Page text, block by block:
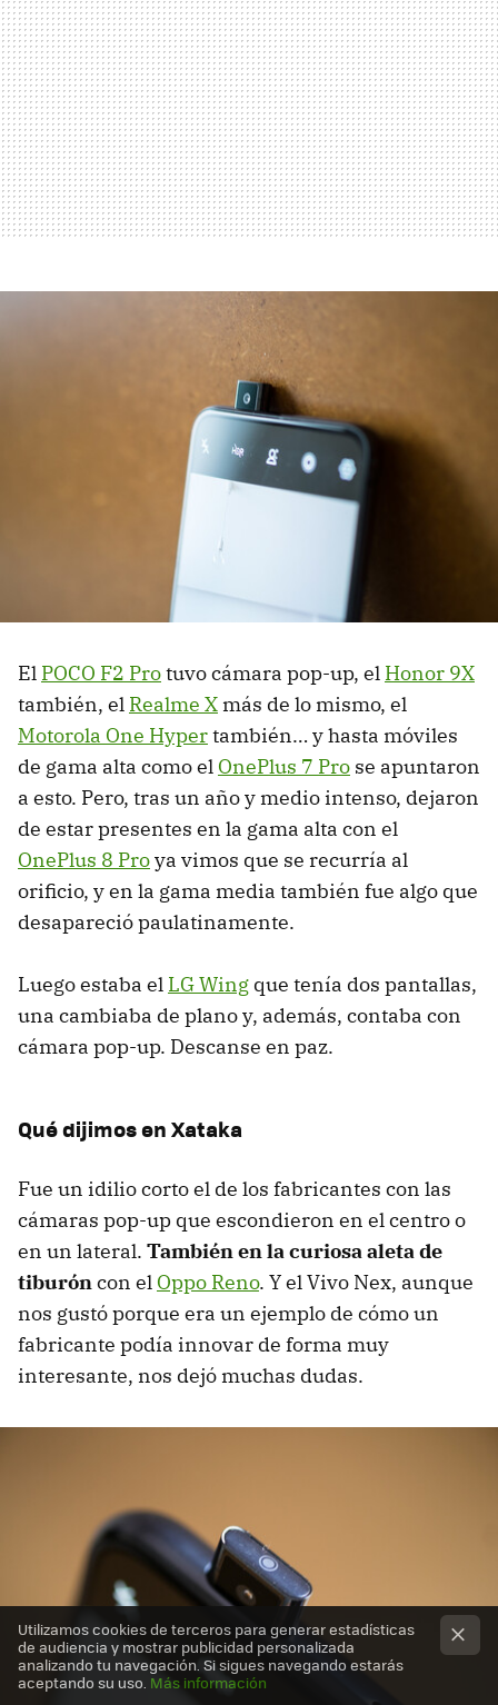
El POCO F2 Protuvo cámara pop-up, el Honor 9X
también, el Realme X más de lo mismo, el
Motorola One Hypertambién… y hasta móviles
de gama alta como el OnePlus 7 Pro se apuntaron
a esto. Pero, tras un año y medio intenso, dejaron
de estar presentes en la gama alta con el
OnePlus 8 Proya vimos que se recurría al
orificio, y en la gama media también fue algo que
desapareció paulatinamente.
Luego estaba el LG Wing que tenía dos pantallas,
una cambiaba de plano y, además, contaba con
cámara pop-up. Descanse en paz.
Qué dijimos en Xataka
Fue un idilio corto el de los fabricantes con las
cámaras pop-up que escondieron en el centro o
en un lateral. También en la curiosa aleta de
tiburóncon el Oppo Reno. Y el Vivo Nex, aunque
nos gustó porque era un ejemplo de cómo un
fabricante podía innovar de forma muy
interesante, nos dejó muchas dudas.
Utilizamos cookies de terceros para generar estadísticas
de audiencia y mostrar publicidad personalizada
analizando tu navegación. Si sigues navegando estarás
aceptando su uso. Más información